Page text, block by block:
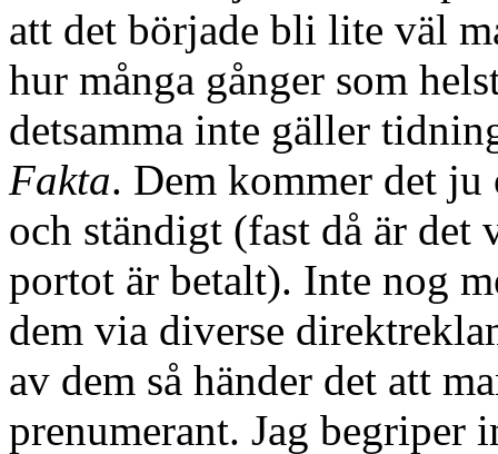
att det började bli lite väl
hur många gånger som
detsamma inte gäller
Fakta. Dem kommer det ju
och ständigt (fast då är
portot är betalt). Inte nog
dem via diverse
av dem så händer det att
prenumerant. Jag begriper